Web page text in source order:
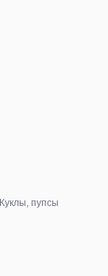
Куклы, пупсы